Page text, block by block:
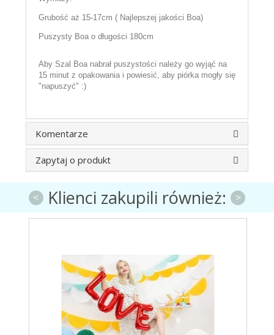
Grubość aż 15-17cm ( Najlepszej jakości Boa)
Puszysty Boa o długości 180cm
Aby Szal Boa nabrał puszystości należy go wyjąć na
15 minut z opakowania i powiesić, aby piórka mogły się
"napuszyć" :)
Komentarze
Zapytaj o produkt
Klienci zakupili również:
< >